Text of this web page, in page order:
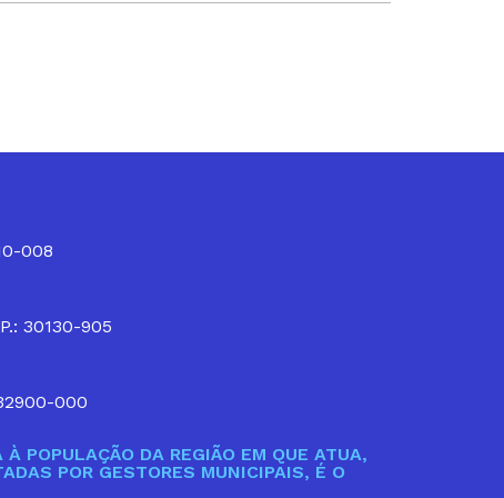
008
30130-905
000
POPULAÇÃO DA REGIÃO EM QUE ATUA,
POR GESTORES MUNICIPAIS, É O